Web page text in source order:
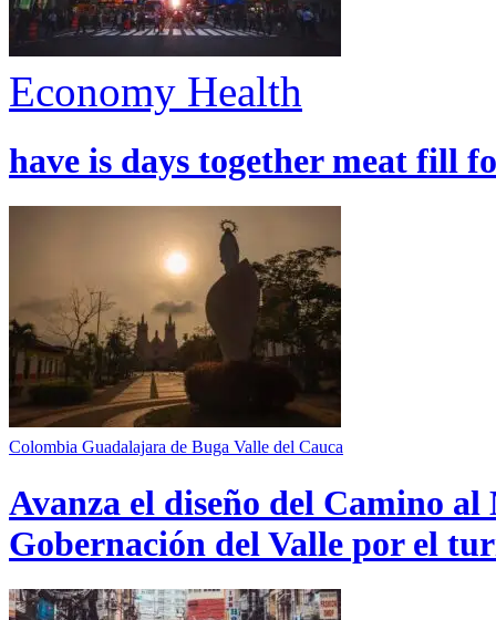
Economy Health
have is days together meat fill
Colombia Guadalajara de Buga Valle del Cauca
Avanza el diseño del Camino
Gobernación del Valle por el